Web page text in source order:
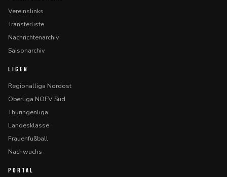
Vereinslinks
Transferliste
Nachrichtenarchiv
Saisonarchiv
LIGEN
Regionalliga Nordost
Oberliga NOFV Süd
Thüringenliga
Landesklasse
Frauenfußball
Nachwuchs
PORTAL